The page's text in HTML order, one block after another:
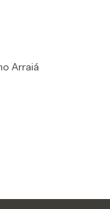
Arraiá